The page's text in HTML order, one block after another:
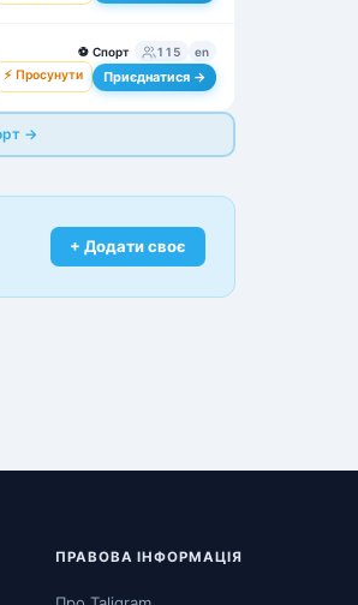
⚽ Спорт 115 en
⚡ Просунути Приєднатися →
→
+ Додати своє
ПРАВОВА ІНФОРМАЦІЯ